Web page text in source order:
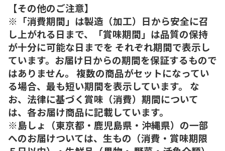
【その他のご注意】
※「消費期間」は製造（加工）日から安全に召
し上がれる日まで、「賞味期間」は品質の保持
が十分に可能な日までを それぞれ期間で表示し
ています。お届け日からの期間を保証するもので
はありません。 複数の商品がセットになってい
る場合、最も短い期間を表示しています。 な
お、法律に基づく賞味（消費）期間について
は、各お届け商品に記載しています。
※島しょ（東京都・鹿児島県・沖縄県）の一部
へのお届けついては、生もの（消費・賞味期限